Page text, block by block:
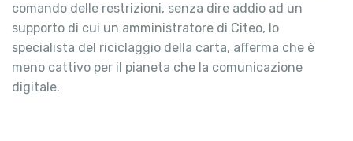
comando delle restrizioni, senza dire addio ad un
supporto di cui un amministratore di Citeo, lo
specialista del riciclaggio della carta, afferma che è
meno cattivo per il pianeta che la comunicazione
digitale.